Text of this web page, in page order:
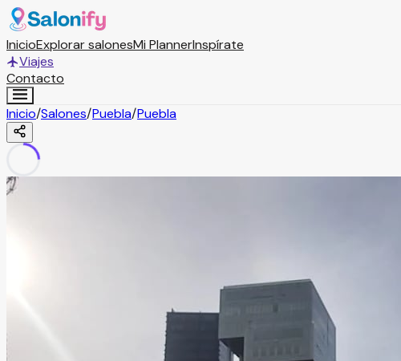
InicioExplorar salonesMi PlannerInspírate
Viajes
Contacto
Inicio/Salones/Puebla/Puebla